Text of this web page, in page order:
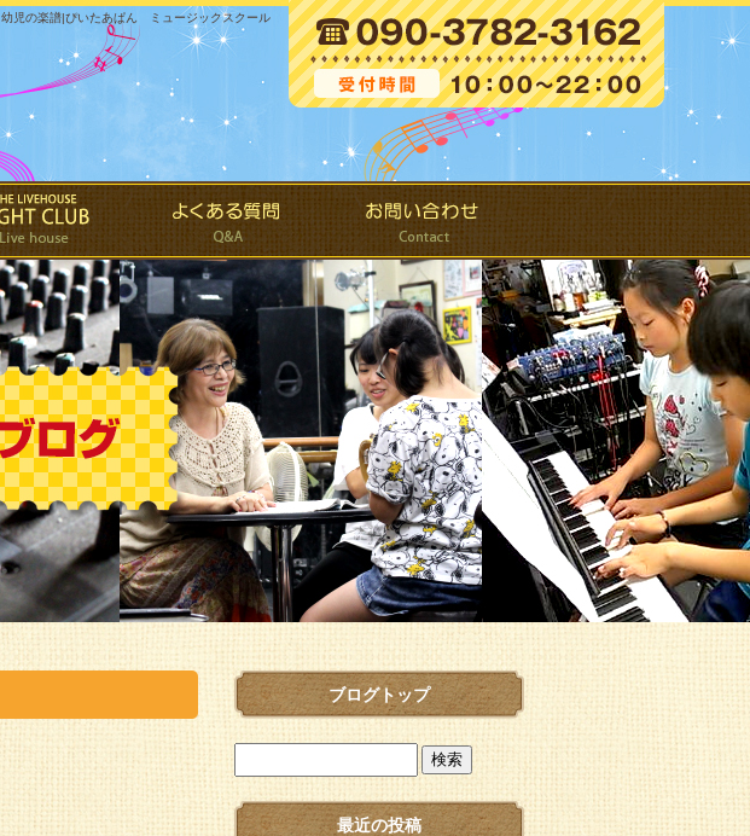
幼児の楽譜|ぴいたあぱん ミュージックスクール
ブログトップ
最近の投稿